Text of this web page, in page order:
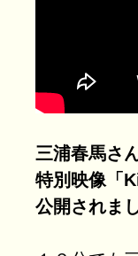
三浦春馬さ
特別映像「
公開されま